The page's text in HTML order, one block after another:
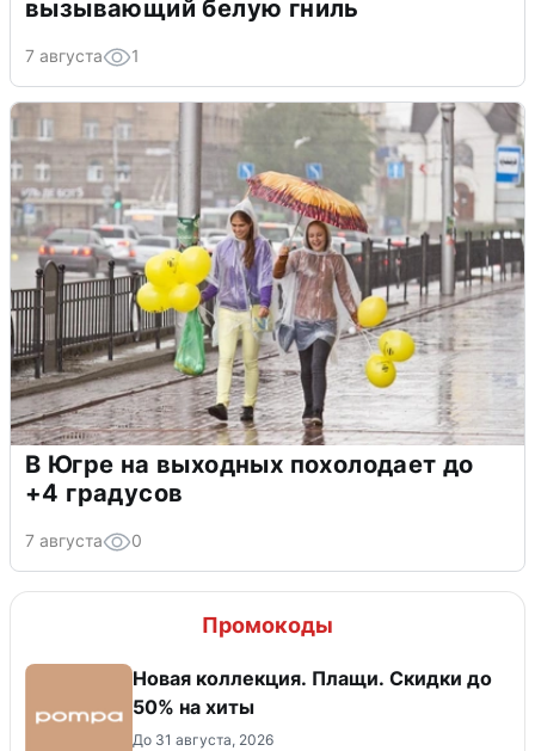
вызывающий белую гниль
7 августа 1
В Югре на выходных похолодает до
+4 градусов
7 августа 0
Промокоды
Новая коллекция. Плащи. Скидки до
50% на хиты
До 31 августа, 2026